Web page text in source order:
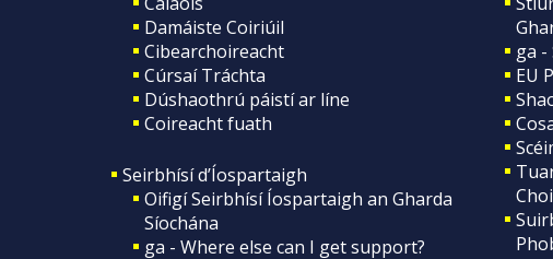
Damáiste Coiriúil
Cibearchoireacht
Cúrsaí Tráchta
Dúshaothrú páistí ar líne
Coireacht fuath
Seirbhísí d’Íospartaigh
Oifigí Seirbhísí Íospartaigh an Gharda
Síochána
ga - Where else can I get support?
ga -
EU